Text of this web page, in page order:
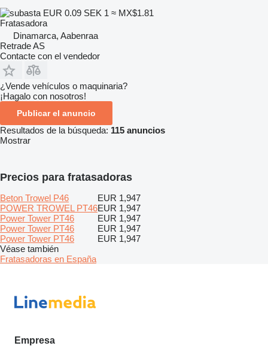
EUR 0.09 SEK 1 ≈ MX$1.81
Fratasadora
Dinamarca, Aabenraa
Retrade AS
Contacte con el vendedor
¿Vende vehículos o maquinaria?
¡Hagalo con nosotros!
Publicar el anuncio
Resultados de la búsqueda: 115 anuncios
Mostrar
Precios para fratasadoras
Beton Trowel P46
EUR 1,947
POWER TROWEL PT46EUR 1,947
Power Tower PT46
EUR 1,947
Power Tower PT46
EUR 1,947
Power Tower PT46
EUR 1,947
Véase también
Fratasadoras en España
Empresa